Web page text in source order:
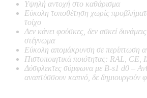
Υψηλή αντοχή στο καθάρισμα
Εύκολη τοποθέτηση χωρίς
τοίχο
Δεν κάνει φούσκες, δεν ασκεί
στέγνωμα
Εύκολη απομάκρυνση σε περίπτωση
Πιστοποιητικά ποιότητας: RAL, CE,
Δύσφλεκτες σύμφωνα με B-s1 d0 –
αναπτύσσουν καπνό, δε δημιουργούν